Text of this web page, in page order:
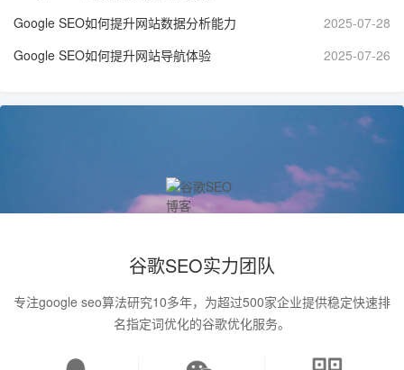
Google SEO如何提升网站数据分析能力
2025-07-28
Google SEO如何提升网站导航体验
2025-07-26
谷歌SEO实力团队
专注google seo算法研究10多年，为超过500家企业提供稳定快速排
名指定词优化的谷歌优化服务。